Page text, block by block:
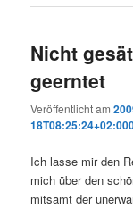
Nicht
geerntet
Veröffentlicht am
Ich lasse mir den
mich über den
mitsamt der